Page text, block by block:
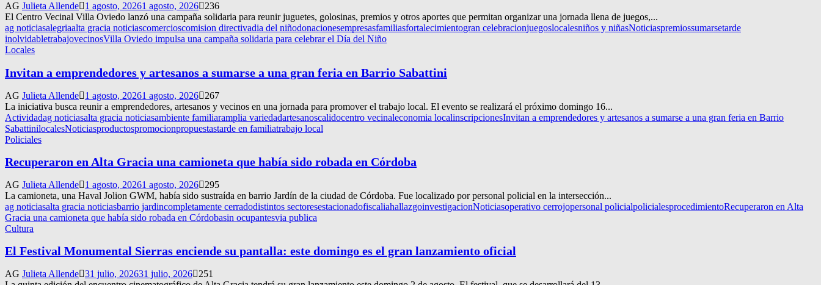
AG Julieta Allende 1 agosto, 20261 agosto, 2026 236
El Centro Vecinal Villa Oviedo lanzó una campaña solidaria para reunir juguetes, golosinas, premios y otros aportes que permitan organizar una jornada llena de juegos,...
ag noticiasalegriaalta gracia noticiascomercioscomision directivadia del niñodonacionesempresasfamiliasfortalecimientogran celebracionjuegoslocalesniños y niñasNoticiaspremiossumarsetarde
inolvidabletrabajovecinosVilla Oviedo impulsa una campaña solidaria para celebrar el Día del Niño
Locales
Invitan a emprendedores y artesanos a sumarse a una gran feria en Barrio Sabattini
AG Julieta Allende 1 agosto, 20261 agosto, 2026
267
La iniciativa busca reunir a emprendedores, artesanos y vecinos en una jornada para promover el trabajo local. El evento se realizará el próximo domingo 16...
Actividadag noticiasalta gracia noticiasambiente familiaramplia variedadartesanoscalidocentro vecinaleconomia localinscripcionesInvitan a emprendedores y artesanos a sumarse a una gran feria en Barrio
SabattinilocalesNoticiasproductospromocionpropuestastarde en familiatrabajo local
Policiales
Recuperaron en Alta Gracia una camioneta que había sido robada en Córdoba
AG Julieta Allende 1 agosto, 20261 agosto, 2026
295
La camioneta, una Haval Jolion GWM, había sido sustraída en barrio Jardín de la ciudad de Córdoba. Fue localizado por personal policial en la intersección...
ag noticiasalta gracia noticiasbarrio jardincompletamente cerradodistintos sectoresestacionadofiscaliahallazgoinvestigacionNoticiasoperativo cerrojopersonal policialpolicialesprocedimientoRecuperaron en Alta
Gracia una camioneta que había sido robada en Córdobasin ocupantesvia publica
Cultura
El Festival Monumental Sierras enciende su pantalla: este domingo es el gran lanzamiento oficial
AG Julieta Allende 31 julio, 202631 julio, 2026
251